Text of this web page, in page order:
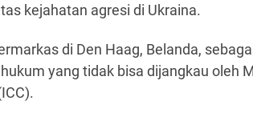
kejahatan agresi di Ukraina.
di Den Haag, Belanda,
yang tidak bisa dijangkau oleh